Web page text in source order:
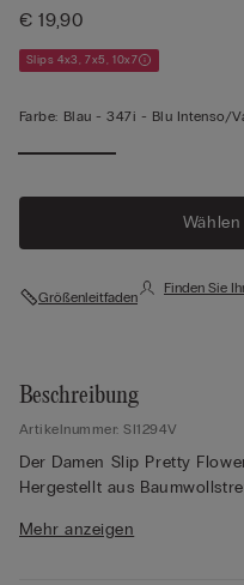
€ 19,90
Slips 4x3, 7x5, 10x7
Farbe: Blau -347i - Blu Intenso/
Größenleitfaden
Finden Sie
Beschreibung
Artikelnummer: SI1294V
Der Damen Slip Pretty
Hergestellt aus
garantiert und sich perfekt
Mehr anzeigen